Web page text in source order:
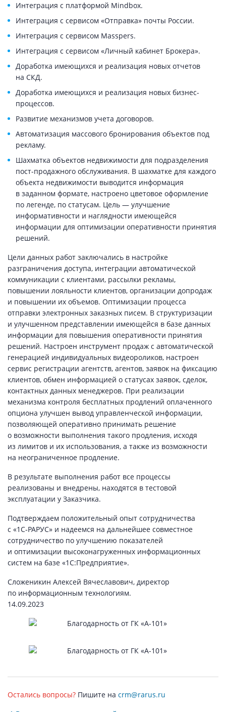
Интеграция с платформой Mindbox.
Интеграция с сервисом «Отправка» почты России.
Интеграция с сервисом Masspers.
Интеграция с сервисом «Личный кабинет Брокера».
Доработка имеющихся и реализация новых отчетов
на СКД.
Доработка имеющихся и реализация новых бизнес-
процессов.
Развитие механизмов учета договоров.
Автоматизация массового бронирования объектов под
рекламу.
Шахматка объектов недвижимости для подразделения
пост-продажного обслуживания. В шахматке для каждого
объекта недвижимости выводится информация
в заданном формате, настроено цветовое оформление
по легенде, по статусам. Цель — улучшение
информативности и наглядности имеющейся
информации для оптимизации оперативности принятия
решений.
Цели данных работ заключались в настройке
разграничения доступа, интеграции автоматической
коммуникации с клиентами, рассылки рекламы,
повышении лояльности клиентов, организации допродаж
и повышении их объемов. Оптимизации процесса
отправки электронных заказных писем. В структуризации
и улучшенном представлении имеющейся в базе данных
информации для повышения оперативности принятия
решений. Настроен инструмент продаж с автоматической
генерацией индивидуальных видеороликов, настроен
сервис регистрации агентств, агентов, заявок на фиксацию
клиентов, обмен информацией о статусах заявок, сделок,
контактных данных менеджеров. При реализации
механизма контроля бесплатных продлений оплаченного
опциона улучшен вывод управленческой информации,
позволяющей оперативно принимать решение
о возможности выполнения такого продления, исходя
из лимитов и их использования, а также из возможности
на неограниченное продление.
В результате выполнения работ все процессы
реализованы и внедрены, находятся в тестовой
эксплуатации у Заказчика.
Подтверждаем положительный опыт сотрудничества
с «1С‑РАРУС» и надеемся на дальнейшее совместное
сотрудничество по улучшению показателей
и оптимизации высоконагруженных информационных
систем на базе «1С:Предприятие».
Сложеникин Алексей Вячеславович, директор
по информационным технологиям.
14.09.2023
Остались вопросы? Пишите на crm@rarus.ru